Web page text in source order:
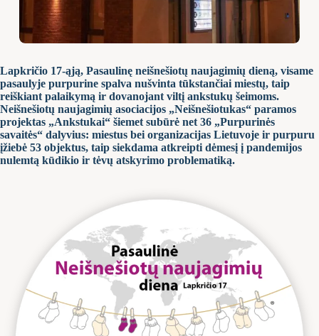
Lapkričio 17-ąją, Pasaulinę neišnešiotų naujagimių dieną, visame
pasaulyje purpurine spalva nušvinta tūkstančiai miestų, taip
reiškiant palaikymą ir dovanojant viltį ankstukų šeimoms.
Neišnešiotų naujagimių asociacijos „Neišnešiotukas“ paramos
projektas „Ankstukai“ šiemet subūrė net 36 „Purpurinės
savaitės“ dalyvius: miestus bei organizacijas Lietuvoje ir purpuru
įžiebė 53 objektus, taip siekdama atkreipti dėmesį į pandemijos
nulemtą kūdikio ir tėvų atskyrimo problematiką.